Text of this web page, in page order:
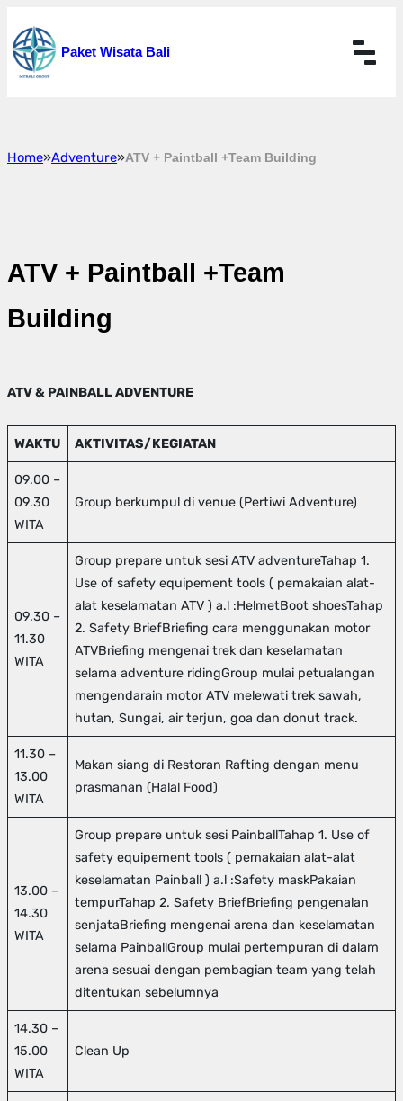
to
content
Paket Wisata Bali
Home»Adventure»ATV + Paintball +Team Building
ATV + Paintball +Team
Building
ATV & PAINBALL ADVENTURE
WAKTU AKTIVITAS/KEGIATAN
09.00 –
09.30
WITA
Group berkumpul di venue (Pertiwi Adventure)
09.30 –
11.30
WITA
Group prepare untuk sesi ATV adventureTahap 1.
Use of safety equipement tools ( pemakaian alat-
alat keselamatan ATV ) a.l :HelmetBoot shoesTahap
2. Safety BriefBriefing cara menggunakan motor
ATVBriefing mengenai trek dan keselamatan
selama adventure ridingGroup mulai petualangan
mengendarain motor ATV melewati trek sawah,
hutan, Sungai, air terjun, goa dan donut track.
11.30 –
13.00
WITA
Makan siang di Restoran Rafting dengan menu
prasmanan (Halal Food)
13.00 –
14.30
WITA
Group prepare untuk sesi PainballTahap 1. Use of
safety equipement tools ( pemakaian alat-alat
keselamatan Painball ) a.l :Safety maskPakaian
tempurTahap 2. Safety BriefBriefing pengenalan
senjataBriefing mengenai arena dan keselamatan
selama PainballGroup mulai pertempuran di dalam
arena sesuai dengan pembagian team yang telah
ditentukan sebelumnya
14.30 –
15.00
WITA
Clean Up